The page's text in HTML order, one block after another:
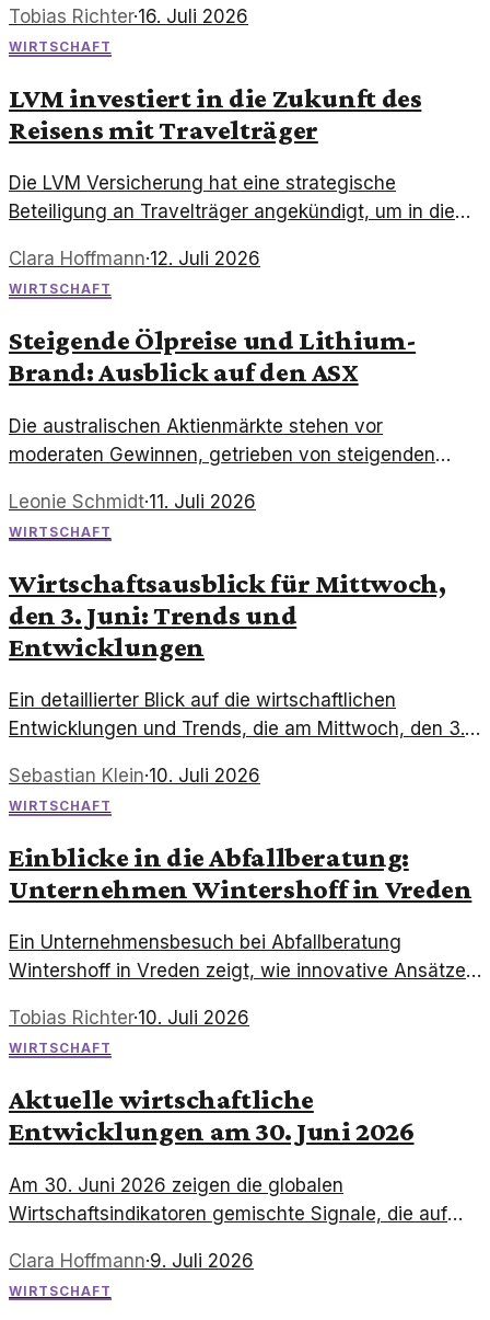
Werts ist bemerkenswert und lehrreich.
Tobias Richter·16. Juli 2026
WIRTSCHAFT
LVM investiert in die Zukunft des
Reisens mit Travelträger
Die LVM Versicherung hat eine strategische
Beteiligung an Travelträger angekündigt, um in die
Entscheidung könnte weitreichende Folgen für die
Branche haben.
Clara Hoffmann·12. Juli 2026
WIRTSCHAFT
Steigende Ölpreise und Lithium-
Brand: Ausblick auf den ASX
Die australischen Aktienmärkte stehen vor
moderaten Gewinnen, getrieben von steigenden
sorgt ein Brand in IGO's Lithium-Anlage CGP3 für
zusätzliche Unsicherheiten.
Leonie Schmidt·11. Juli 2026
WIRTSCHAFT
Wirtschaftsausblick für Mittwoch,
den 3. Juni: Trends und
Entwicklungen
Ein detaillierter Blick auf die wirtschaftlichen
Entwicklungen und Trends, die am Mittwoch, den 3.
Sebastian Klein·10. Juli 2026
WIRTSCHAFT
Einblicke in die Abfallberatung:
Unternehmen Wintershoff in Vreden
Ein Unternehmensbesuch bei Abfallberatung
Wintershoff in Vreden zeigt, wie innovative Ansätze
Unternehmen setzt auf Nachhaltigkeit und Effizienz.
Tobias Richter·10. Juli 2026
WIRTSCHAFT
Aktuelle wirtschaftliche
Entwicklungen am 30. Juni 2026
Am 30. Juni 2026 zeigen die globalen
Wirtschaftsindikatoren gemischte Signale, die auf
Märkten hinweisen. Analysten betrachten diese
Entwicklungen als entscheidend für zukünftige
Clara Hoffmann·9. Juli 2026
WIRTSCHAFT